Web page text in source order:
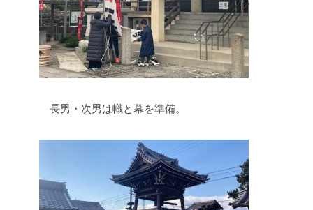
長男・次男は幟と幕を準備。